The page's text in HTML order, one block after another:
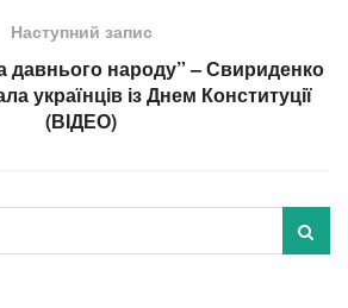
Наступний запис
давнього народу” – Свириденко
українців із Днем Конституції
(ВІДЕО)